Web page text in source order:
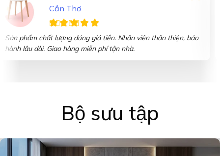
phẩm chất lượng đúng giá tiền. Nhân viên thân thiện, bảo
lâu dài. Giao hàng miễn phí tận nhà.
Cần Thơ
Bộ sưu tập